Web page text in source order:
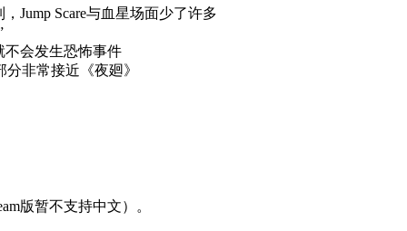
Jump Scare与血星场面少了许多
不会发生恐怖事件
非常接近《夜廻》
版暂不支持中文）。